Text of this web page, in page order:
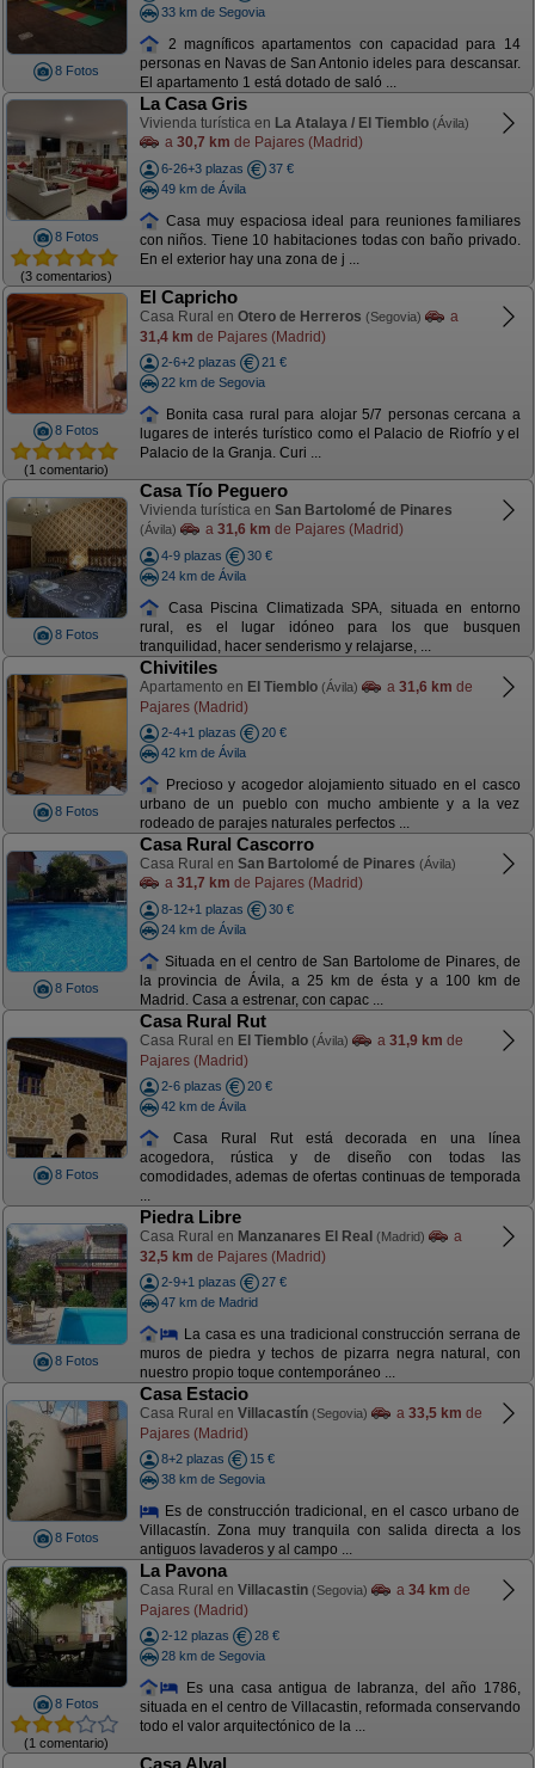
8 Fotos
33 km de Segovia
2 magníficos apartamentos con capacidad para 14
personas en Navas de San Antonio ideles para descansar.
El apartamento 1 está dotado de saló ...
8 Fotos
(3 comentarios)
La Casa Gris
Vivienda turística en La Atalaya / El Tiemblo (Ávila)
a 30,7 km de Pajares (Madrid)
6-26+3 plazas
37 €
49 km de Ávila
Casa muy espaciosa ideal para reuniones familiares
con niños. Tiene 10 habitaciones todas con baño privado.
En el exterior hay una zona de j ...
8 Fotos
(1 comentario)
El Capricho
Casa Rural en Otero de Herreros (Segovia)
a
31,4 km de Pajares (Madrid)
2-6+2 plazas
21 €
22 km de Segovia
Bonita casa rural para alojar 5/7 personas cercana a
lugares de interés turístico como el Palacio de Riofrío y el
Palacio de la Granja. Curi ...
8 Fotos
Casa Tío Peguero
Vivienda turística en San Bartolomé de Pinares
(Ávila) a 31,6 km de Pajares (Madrid)
4-9 plazas
30 €
24 km de Ávila
Casa Piscina Climatizada SPA, situada en entorno
rural, es el lugar idóneo para los que busquen
tranquilidad, hacer senderismo y relajarse, ...
8 Fotos
Chivitiles
Apartamento en El Tiemblo (Ávila) a 31,6 km de
Pajares (Madrid)
2-4+1 plazas
20 €
42 km de Ávila
Precioso y acogedor alojamiento situado en el casco
urbano de un pueblo con mucho ambiente y a la vez
rodeado de parajes naturales perfectos ...
8 Fotos
Casa Rural Cascorro
Casa Rural en San Bartolomé de Pinares (Ávila)
a 31,7 km de Pajares (Madrid)
8-12+1 plazas
30 €
24 km de Ávila
Situada en el centro de San Bartolome de Pinares, de
la provincia de Ávila, a 25 km de ésta y a 100 km de
Madrid. Casa a estrenar, con capac ...
8 Fotos
Casa Rural Rut
Casa Rural en El Tiemblo (Ávila) a 31,9 km de
Pajares (Madrid)
2-6 plazas
20 €
42 km de Ávila
Casa Rural Rut está decorada en una línea
acogedora, rústica y de diseño con todas las
comodidades, ademas de ofertas continuas de temporada
...
8 Fotos
Piedra Libre
Casa Rural en Manzanares El Real (Madrid)
a
32,5 km de Pajares (Madrid)
2-9+1 plazas
27 €
47 km de Madrid
La casa es una tradicional construcción serrana de
muros de piedra y techos de pizarra negra natural, con
nuestro propio toque contemporáneo ...
8 Fotos
Casa Estacio
Casa Rural en Villacastín (Segovia) a 33,5 km de
Pajares (Madrid)
8+2 plazas
15 €
38 km de Segovia
Es de construcción tradicional, en el casco urbano de
Villacastín. Zona muy tranquila con salida directa a los
antiguos lavaderos y al campo ...
8 Fotos
(1 comentario)
La Pavona
Casa Rural en Villacastin (Segovia) a 34 km de
Pajares (Madrid)
2-12 plazas
28 €
28 km de Segovia
Es una casa antigua de labranza, del año 1786,
situada en el centro de Villacastin, reformada conservando
todo el valor arquitectónico de la ...
Casa Alval